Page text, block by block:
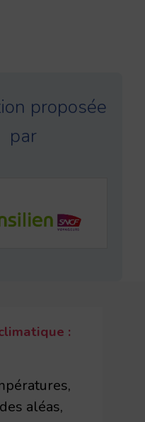
proposée
par
:
aléas,